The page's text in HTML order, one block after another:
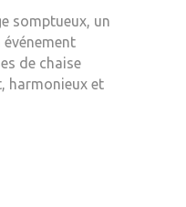
somptueux, un
de chaise
harmonieux et